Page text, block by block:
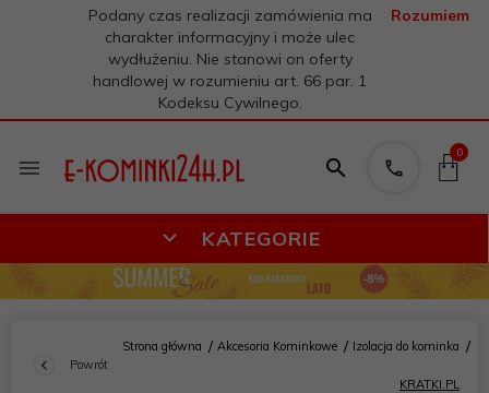
Podany czas realizacji zamówienia ma
charakter informacyjny i może ulec
wydłużeniu. Nie stanowi on oferty
handlowej w rozumieniu art. 66 par. 1
Kodeksu Cywilnego.
Rozumiem
0
KATEGORIE
Powrót
Strona główna Akcesoria Kominkowe Izolacja do kominka
KRATKI.PL